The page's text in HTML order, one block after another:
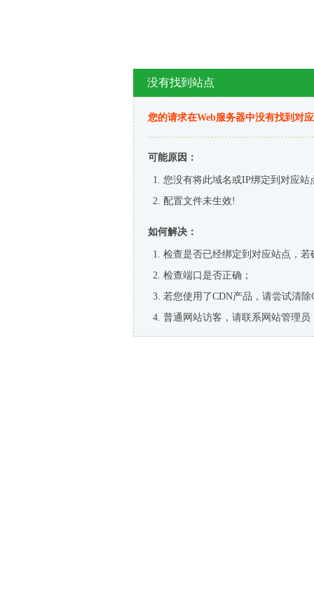
没有找到站点
您的请求在Web服务器中没有找到对
可能原因：
您没有将此域名或IP绑定到对应站
配置文件未生效!
如何解决：
检查是否已经绑定到对应站点，
检查端口是否正确；
若您使用了CDN产品，请尝试清除
普通网站访客，请联系网站管理员